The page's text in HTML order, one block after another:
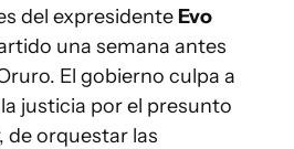
del expresidente Evo
una semana antes
El gobierno culpa a
justicia por el presunto
de orquestar las